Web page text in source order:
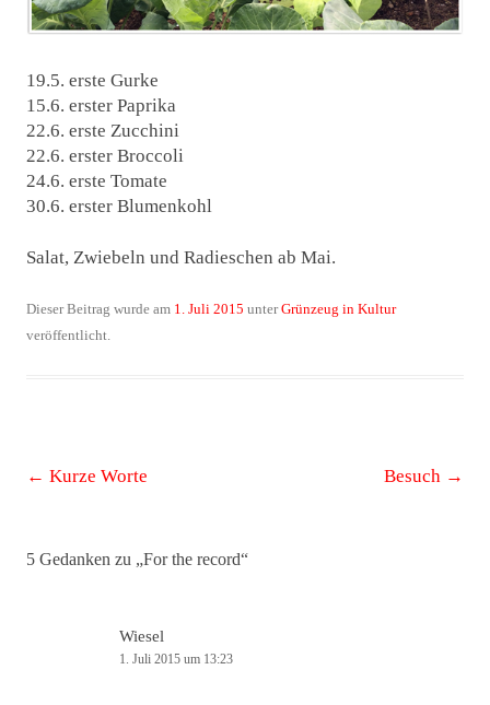
19.5. erste Gurke
15.6. erster Paprika
22.6. erste Zucchini
22.6. erster Broccoli
24.6. erste Tomate
30.6. erster Blumenkohl
Salat, Zwiebeln und Radieschen ab Mai.
Dieser Beitrag wurde am 1. Juli 2015 unterGrünzeug in Kultur
veröffentlicht.
Beitrags-
← Kurze Worte Besuch →
5 Gedanken zu „For the record“
Wiesel
1. Juli 2015 um 13:23